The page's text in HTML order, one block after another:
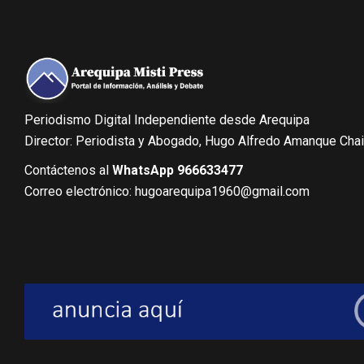
Periodismo Digital Independiente desde Arequipa
Director: Periodista y Abogado, Hugo Alfredo Amanque
Contáctenos al WhatsApp 966633477
Correo electrónico: hugoarequipa1960@gmail.com